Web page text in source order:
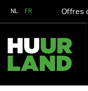
NL FR Offres